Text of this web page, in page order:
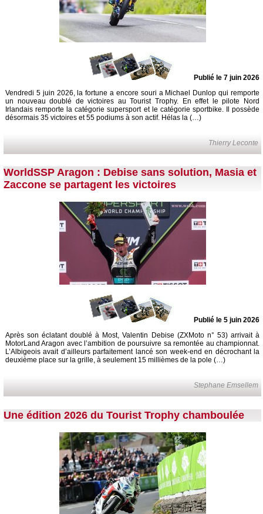
Publié le 7 juin 2026
Vendredi 5 juin 2026, la fortune a encore souri a Michael Dunlop qui remporte
un nouveau doublé de victoires au Tourist Trophy. En effet le pilote Nord
Irlandais remporte la catégorie supersport et le catégorie sportbike. Il possède
désormais 35 victoires et 55 podiums à son actif. Hélas la (…)
Thierry Leconte
WorldSSP Aragon : Debise sans solution, Masia et
Zaccone se partagent les victoires
Publié le 5 juin 2026
Après son éclatant doublé à Most, Valentin Debise (ZXMoto n° 53) arrivait à
MotorLand Aragon avec l’ambition de poursuivre sa remontée au championnat.
L’Albigeois avait d’ailleurs parfaitement lancé son week-end en décrochant la
deuxième place sur la grille, à seulement 15 millièmes de la pole (…)
Stephane Emsellem
Une édition 2026 du Tourist Trophy chamboulée